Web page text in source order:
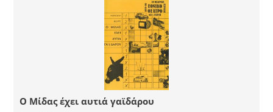
Ο Μίδας έχει αυτιά γαϊδάρου